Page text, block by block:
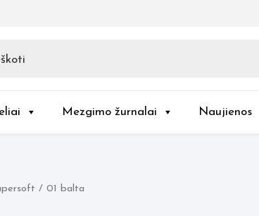
Mezgimo žurnalai Naujienos
/ 01 balta